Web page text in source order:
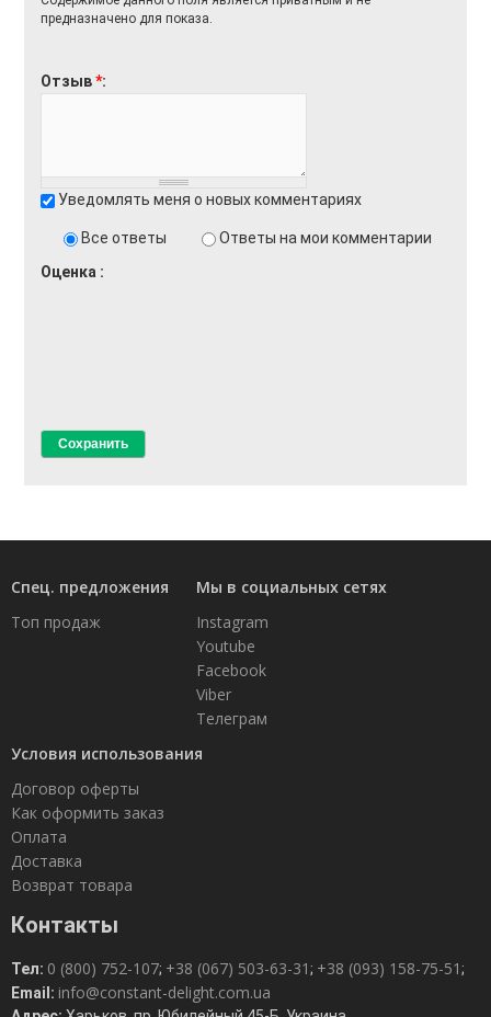
предназначено для показа.
Отзыв*
Уведомлять меня о новых комментариях
Все ответы
Ответы на мои комментарии
Оценка
Спец. предложения
Топ продаж
Мы в социальных сетях
Instagram
Youtube
Facebook
Viber
Телеграм
Условия использования
Договор оферты
Как оформить заказ
Оплата
Доставка
Возврат товара
Контакты
Тел: 0 (800) 752-107; +38 (067) 503-63-31; +38 (093) 158-75-51;
Email: info@constant-delight.com.ua